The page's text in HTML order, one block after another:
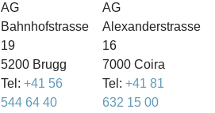
AG
Bahnhofstrasse
19
5200 Brugg
Tel:+41 56
544 64 40
AG
Alexanderstrasse
16
7000 Coira
Tel:+41 81
632 15 00